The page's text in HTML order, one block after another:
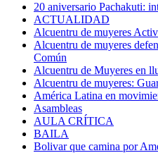
20 aniversario Pachakuti:
ACTUALIDAD
Alcuentru de muyeres
Alcuentru de muyeres
Común
Alcuentru de Muyeres en
Alcuentru de muyeres:
América Latina en
Asambleas
AULA CRÍTICA
BAILA
Bolivar que camina por